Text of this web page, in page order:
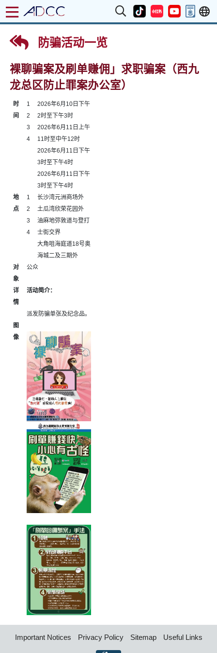
防骗活动一览
裸聊骗案及刷单赚佣」求职骗案（西九
龙总区防止罪案办公室）
时
间
1
2
3
4
2026年6月10日下午
2时至下午3时
2026年6月11日上午
11时至中午12时
2026年6月11日下午
3时至下午4时
2026年6月11日下午
3时至下午4时
地
点
1
2
3
4
长沙湾元洲商场外
土瓜湾欣荣花园外
油麻地弥敦道与登打
士街交界
大角咀海庭道18号奥
海城二及三期外
对
象
公众
详
情
活动简介：
派发防骗单张及纪念品。
图
像
Important Notices Privacy Policy Sitemap Useful Links